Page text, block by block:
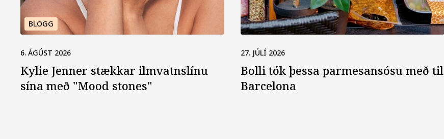
BLOGG
6. ÁGÚST 2026
Kylie Jenner stækkar ilmvatns­línu
sína með "Mood stones"
27. JÚLÍ 2026
Bolli tók þessa parmes­ansósu með til
Barcelona